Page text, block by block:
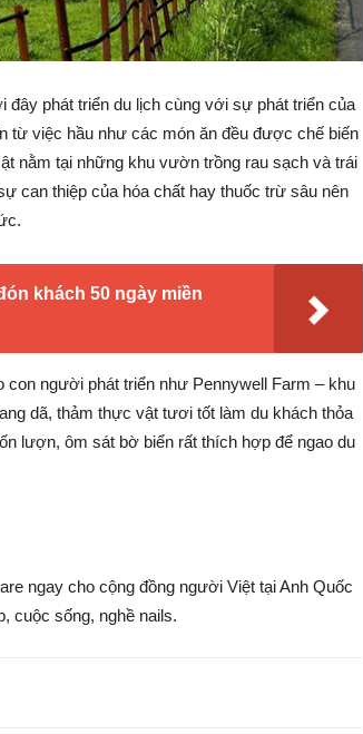
đây phát triển du lịch cùng với sự phát triển của
từ việc hầu như các món ăn đều được chế biến
nằm tại những khu vườn trồng rau sạch và trái
can thiệp của hóa chất hay thuốc trừ sâu nên
khách 50 ngày miền
con người phát triển như Pennywell Farm – khu
dã, thảm thực vật tươi tốt làm du khách thỏa
lượn, ôm sát bờ biển rất thích hợp để ngao du
ngay cho cộng đồng người Việt tại Anh Quốc
cuộc sống, nghề nails.